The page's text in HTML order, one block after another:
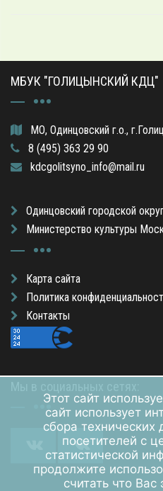
МБУК "ГОЛИЦЫНСКИЙ КДЦ"
МО, Одинцовский г.о.,
8 (495) 363 29 90
kdcgolitsyno_info@mail.ru
Одинцовский городской
Министерство культуры
Карта сайта
Политика
Контакты
Этот сайт
сайт использует
сбора технических
посетителей с
статистической
продолжите
считать что Вас